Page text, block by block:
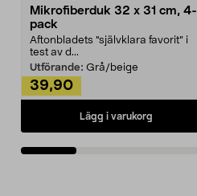
Mikrofiberduk 32 x 31 cm, 4-
pack
Aftonbladets "självklara favorit” i
test av d...
Utförande: Grå/beige
39,90
Lägg i varukorg